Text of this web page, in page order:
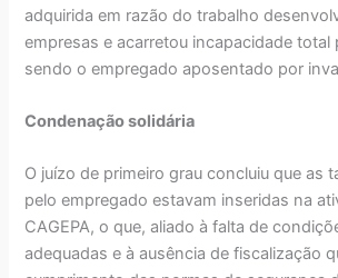
adquirida em razão do trabalho
empresas e acarretou incapacidade total
sendo o empregado aposentado por
Condenação solidária
O juízo de primeiro grau concluiu que as
pelo empregado estavam inseridas na
CAGEPA, o que, aliado à falta de
adequadas e à ausência de fiscalização